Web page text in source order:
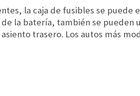
la caja de fusibles se puede
la batería, también se
trasero. Los autos más